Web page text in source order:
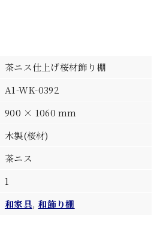
茶ニス仕上げ桜材飾り棚
A1-WK-0392
900 × 1060 mm
木製(桜材)
茶ニス
1
和家具,和飾り棚